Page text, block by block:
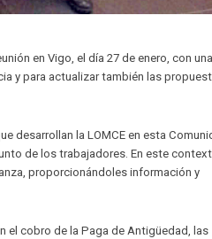
en Vigo, el día 27 de enero, con una
y para actualizar también las
desarrollan la LOMCE en esta
de los trabajadores. En este
proporcionándoles información y
el cobro de la Paga de Antigüedad, las